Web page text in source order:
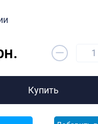
–
Купить